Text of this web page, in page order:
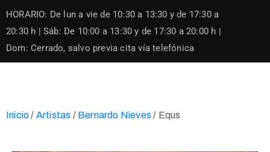
to
content
HORARIO: De lun a vie de 10:30 a 13:30 y de 17:30 a
20:30 h | Sáb: De 10:00 a 13:30 y de 17:30 a 20:00 h |
Dom: Cerrado, salvo previa cita vía telefónica
Inicio/ Artistas / Bernardo Nieves / Equs